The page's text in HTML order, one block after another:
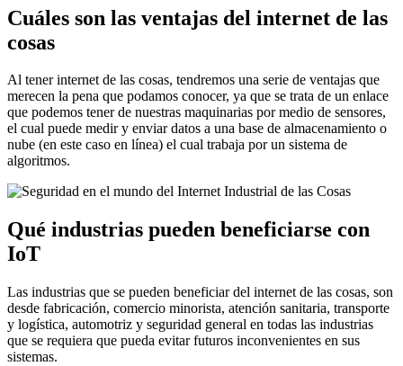
Cuáles son las ventajas del internet de las
cosas
Al tener internet de las cosas, tendremos una serie de ventajas que
merecen la pena que podamos conocer, ya que se trata de un enlace
que podemos tener de nuestras maquinarias por medio de sensores,
el cual puede medir y enviar datos a una base de almacenamiento o
nube (en este caso en línea) el cual trabaja por un sistema de
algoritmos.
Qué industrias pueden beneficiarse con
IoT
Las industrias que se pueden beneficiar del internet de las cosas, son
desde fabricación, comercio minorista, atención sanitaria, transporte
y logística, automotriz y seguridad general en todas las industrias
que se requiera que pueda evitar futuros inconvenientes en sus
sistemas.